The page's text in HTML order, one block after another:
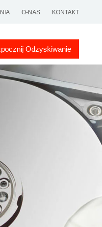
O-NAS KONTAKT
Odzyskiwanie